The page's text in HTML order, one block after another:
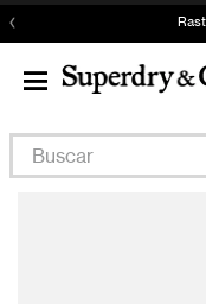
‹
Buscar